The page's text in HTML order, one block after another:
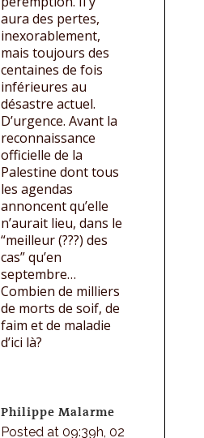
aura des pertes,
inexorablement,
mais toujours des
centaines de fois
inférieures au
désastre actuel.
D’urgence. Avant la
reconnaissance
officielle de la
Palestine dont tous
les agendas
annoncent qu’elle
n’aurait lieu, dans le
“meilleur (???) des
cas” qu’en
septembre…
Combien de milliers
de morts de soif, de
faim et de maladie
d’ici là?
Philippe Malarme
Posted at 09:39h, 02